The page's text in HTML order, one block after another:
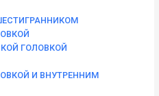
ГОЛОВКОЙ
И ВНУТРЕННИМ